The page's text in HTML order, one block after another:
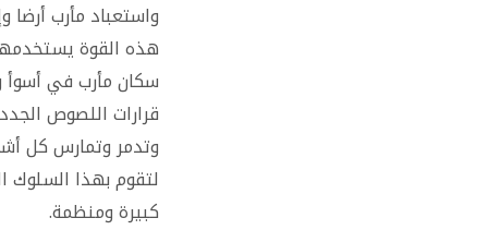
واستعباد مأرب أرضا
هذه القوة
سكان مأرب في أسوأ
قرارات اللصوص
وتدمر وتمارس كل
لتقوم بهذا السلوك
كبيرة ومنظمة.